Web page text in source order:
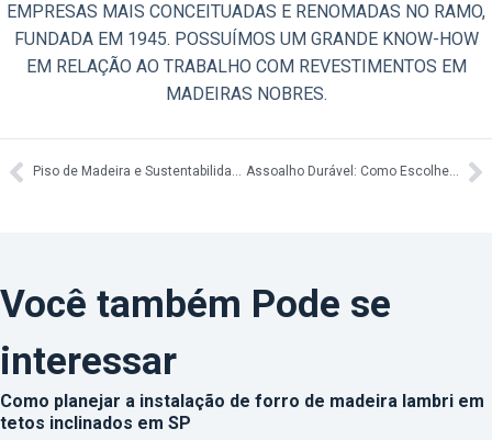
EMPRESAS MAIS CONCEITUADAS E RENOMADAS NO RAMO,
FUNDADA EM 1945. POSSUÍMOS UM GRANDE KNOW-HOW
EM RELAÇÃO AO TRABALHO COM REVESTIMENTOS EM
MADEIRAS NOBRES.
Piso de Madeira e Sustentabilidade: Escolhas Responsáveis Assoalho Durável: Como Escolher um de Longa Vida
Você também Pode se
interessar
Como planejar a instalação de forro de madeira lambri em
tetos inclinados em SP